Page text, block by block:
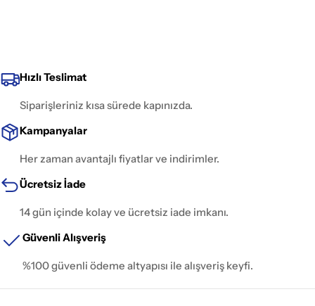
Hızlı Teslimat
Siparişleriniz kısa sürede kapınızda.
Kampanyalar
Her zaman avantajlı fiyatlar ve indirimler.
Ücretsiz İade
14 gün içinde kolay ve ücretsiz iade imkanı.
Güvenli Alışveriş
%100 güvenli ödeme altyapısı ile alışveriş keyfi.